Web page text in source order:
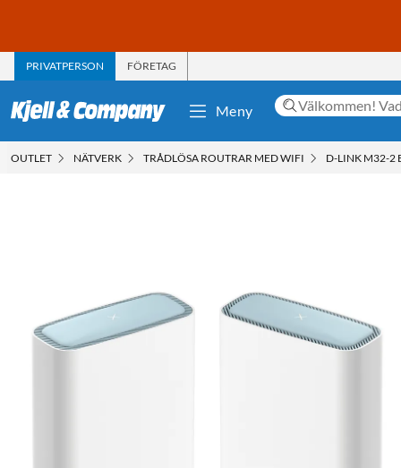
PRIVATPERSON FÖRETAG
Meny
OUTLET NÄTVERK TRÅDLÖSA ROUTRAR MED WIFI D-LINK M32-2